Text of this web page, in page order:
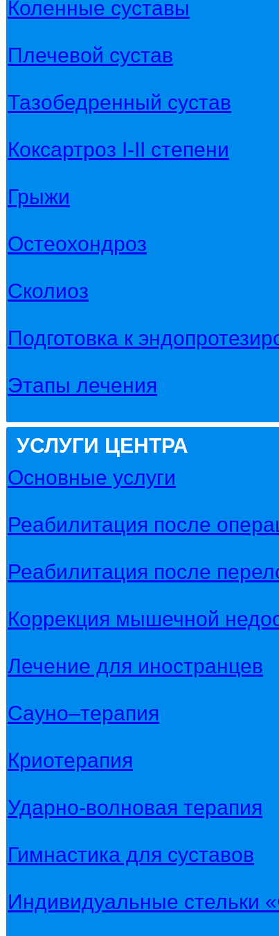
Коленные суставы
Плечевой сустав
Тазобедренный сустав
Коксартроз I-II степени
Грыжи
Остеохондроз
Сколиоз
Подготовка к
Этапы лечения
УСЛУГИ ЦЕНТРА
Основные услуги
Реабилитация после
Реабилитация после
Коррекция мышечной
Лечение для иностранцев
Сауно–терапия
Криотерапия
Ударно-волновая терапия
Гимнастика для суставов
Индивидуальные стельки